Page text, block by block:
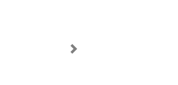
Imagen siguiente